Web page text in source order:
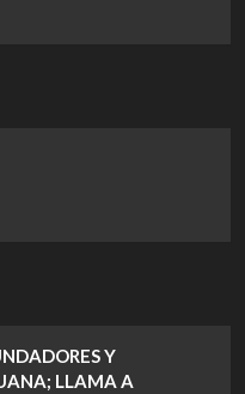
Y
LLAMA A